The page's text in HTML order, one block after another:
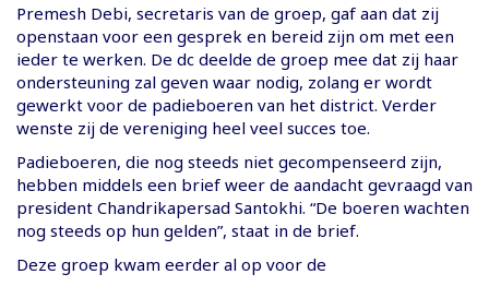
Premesh Debi, secretaris van de groep, gaf aan dat zij
openstaan voor een gesprek en bereid zijn om met een
ieder te werken. De dc deelde de groep mee dat zij haar
ondersteuning zal geven waar nodig, zolang er wordt
gewerkt voor de padieboeren van het district. Verder
wenste zij de vereniging heel veel succes toe.
Padieboeren, die nog steeds niet gecompenseerd zijn,
hebben middels een brief weer de aandacht gevraagd van
president Chandrikapersad Santokhi. “De boeren wachten
nog steeds op hun gelden”, staat in de brief.
Deze groep kwam eerder al op voor de